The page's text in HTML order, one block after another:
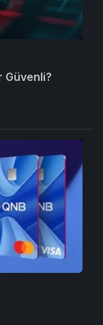
Güvenli?